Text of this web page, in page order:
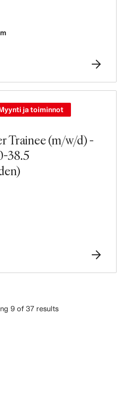
Trainee (m/w/d) -
38.5
ja toiminnot
9 of 37 results